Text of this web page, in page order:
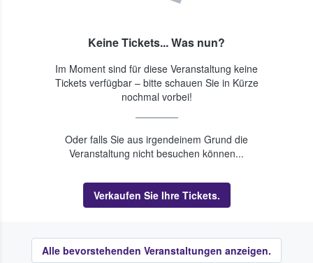
Keine Tickets... Was nun?
Im Moment sind für diese Veranstaltung keine
Tickets verfügbar – bitte schauen Sie in Kürze
nochmal vorbei!
Oder falls Sie aus irgendeinem Grund die
Veranstaltung nicht besuchen können...
Verkaufen Sie Ihre Tickets.
Alle bevorstehenden Veranstaltungen anzeigen.